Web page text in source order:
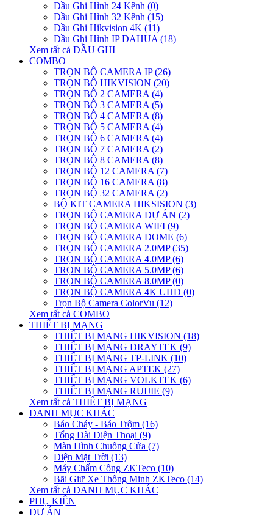
Đầu Ghi Hình 24 Kênh (0)
Đầu Ghi Hình 32 Kênh (15)
Đầu Ghi Hikvision 4K (11)
Đầu Ghi Hình IP DAHUA (18)
Xem tất cả ĐẦU GHI
COMBO
TRỌN BỘ CAMERA IP (26)
TRỌN BỘ HIKVISION (20)
TRỌN BỘ 2 CAMERA (4)
TRỌN BỘ 3 CAMERA (5)
TRỌN BỘ 4 CAMERA (8)
TRỌN BỘ 5 CAMERA (4)
TRỌN BỘ 6 CAMERA (4)
TRỌN BỘ 7 CAMERA (2)
TRỌN BỘ 8 CAMERA (8)
TRỌN BỘ 12 CAMERA (7)
TRỌN BỘ 16 CAMERA (8)
TRỌN BỘ 32 CAMERA (2)
BỘ KIT CAMERA HIKSISION (3)
TRỌN BỘ CAMERA DỰ ÁN (2)
TRỌN BỘ CAMERA WIFI (9)
TRỌN BỘ CAMERA DOME (6)
TRỌN BỘ CAMERA 2.0MP (35)
TRỌN BỘ CAMERA 4.0MP (6)
TRỌN BỘ CAMERA 5.0MP (6)
TRỌN BỘ CAMERA 8.0MP (0)
TRỌN BỘ CAMERA 4K UHD (0)
Trọn Bộ Camera ColorVu (12)
Xem tất cả COMBO
THIẾT BỊ MẠNG
THIẾT BỊ MẠNG HIKVISION (18)
THIẾT BỊ MẠNG DRAYTEK (9)
THIẾT BỊ MẠNG TP-LINK (10)
THIẾT BỊ MẠNG APTEK (27)
THIẾT BỊ MẠNG VOLKTEK (6)
THIẾT BỊ MẠNG RUIJIE (9)
Xem tất cả THIẾT BỊ MẠNG
DANH MỤC KHÁC
Báo Cháy - Báo Trộm (16)
Tổng Đài Điện Thoại (9)
Màn Hình Chuông Cửa (7)
Điện Mặt Trời (13)
Máy Chấm Công ZKTeco (10)
Bãi Giữ Xe Thông Minh ZKTeco (14)
Xem tất cả DANH MỤC KHÁC
PHỤ KIỆN
DỰ ÁN